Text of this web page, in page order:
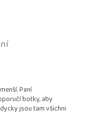
hvězdiček.
Paní
botky, aby
jsou tam všichni